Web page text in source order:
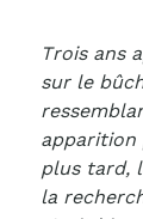
Trois ans
sur le
apparition
plus tard,
la